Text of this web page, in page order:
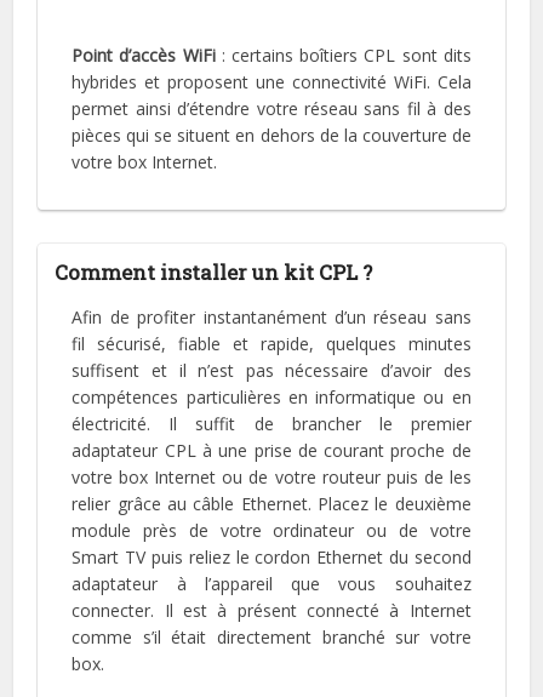
Point d’accès WiFi: certains boîtiers CPL sont dits
hybrides et proposent une connectivité WiFi. Cela
permet ainsi d’étendre votre réseau sans fil à des
pièces qui se situent en dehors de la couverture de
votre box Internet.
Comment installer un kit CPL ?
Afin de profiter instantanément d’un réseau sans
fil sécurisé, fiable et rapide, quelques minutes
suffisent et il n’est pas nécessaire d’avoir des
compétences particulières en informatique ou en
électricité. Il suffit de brancher le premier
adaptateur CPL à une prise de courant proche de
votre box Internet ou de votre routeur puis de les
relier grâce au câble Ethernet. Placez le deuxième
module près de votre ordinateur ou de votre
Smart TV puis reliez le cordon Ethernet du second
adaptateur à l’appareil que vous souhaitez
connecter. Il est à présent connecté à Internet
comme s’il était directement branché sur votre
box.